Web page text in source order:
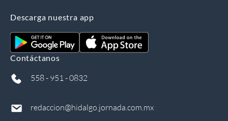
Descarga nuestra app
Contáctanos
558 - 951 - 0832
redaccion@hidalgo.jornada.com.mx